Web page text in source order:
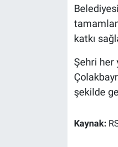
katkı
Şehri her
şekilde
Kaynak: